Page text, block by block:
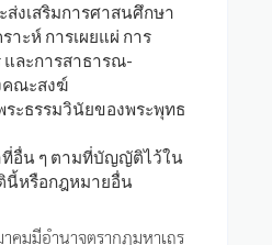
งเสริมการศาสนศึกษา
าะห์ การเผยแผ่ การ
ละการสาธารณ-
คณะสงฆ์
ะธรรมวินัยของพระพุทธ
อื่น ๆ ตามที่บัญญัติไว้ใน
หรือกฎหมายอื่น
คมมีอำนาจตรากฎมหาเถร